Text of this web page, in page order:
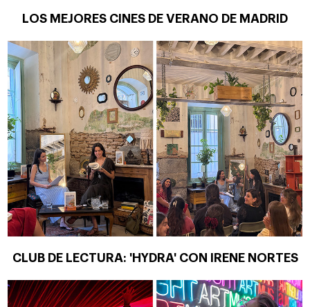
LOS MEJORES CINES DE VERANO DE MADRID
CLUB DE LECTURA: 'HYDRA' CON IRENE NORTES